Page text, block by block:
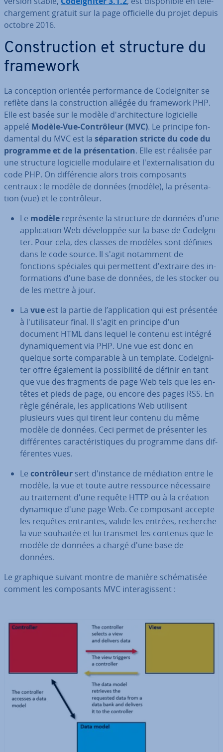
char­ge­ment gratuit sur la page of­fi­cielle du projet depuis
octobre 2016.
Cons­truc­tion et structure du
framework
La con­cep­tion orientée per­for­mance de Co­deIg­ni­ter se
reflète dans la cons­truc­tion allégée du framework PHP.
Elle est basée sur le modèle d'ar­chi­tec­ture lo­gi­cielle
appelé Modèle-Vue-Con­trô­leur (MVC). Le principe fon­
da­men­tal du MVC est la sé­pa­ra­tion stricte du code du
programme et de la pré­sen­ta­tion. Elle est réalisée par
une structure lo­gi­cielle modulaire et l'ex­ter­na­li­sa­tion du
code PHP. On dif­fé­ren­cie alors trois com­po­sants
centraux : le modèle de données (modèle), la pré­sen­ta­
tion (vue) et le con­trô­leur.
Le modèle re­pré­sente la structure de données d'une
ap­pli­ca­tion Web dé­ve­lop­pée sur la base de Co­deIg­ni­
ter. Pour cela, des classes de modèles sont définies
dans le code source. Il s'agit notamment de
fonctions spéciales qui per­met­tent d'ex­traire des in­
for­ma­tions d'une base de données, de les stocker ou
de les mettre à jour.
La vue est la partie de l’ap­pli­ca­tion qui est présentée
à l'uti­li­sa­teur final. Il s'agit en principe d'un
document HTML dans lequel le contenu est intégré
dy­na­mi­que­ment via PHP. Une vue est donc en
quelque sorte com­pa­rable à un template. Co­deIg­ni­
ter offre également la pos­si­bi­lité de définir en tant
que vue des fragments de page Web tels que les en-
têtes et pieds de page, ou encore des pages RSS. En
règle générale, les ap­pli­ca­tions Web utilisent
plusieurs vues qui tirent leur contenu du même
modèle de données. Ceci permet de présenter les
dif­fé­rentes ca­rac­té­ris­tiques du programme dans dif­
fé­rentes vues.
Le con­trô­leur sert d'ins­tance de médiation entre le
modèle, la vue et toute autre ressource né­ces­saire
au trai­te­ment d'une requête HTTP ou à la création
dynamique d'une page Web. Ce composant accepte
les requêtes entrantes, valide les entrées, recherche
la vue souhaitée et lui transmet les contenus que le
modèle de données a chargé d'une base de
données.
Le graphique suivant montre de manière sché­ma­ti­sée
comment les com­po­sants MVC in­te­ra­gis­sent :